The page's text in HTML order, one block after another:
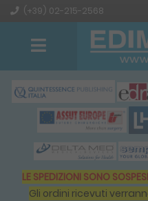
(+39) 02-215-2568
LE SPEDIZIONI SONO
Gli ordini ricevuti